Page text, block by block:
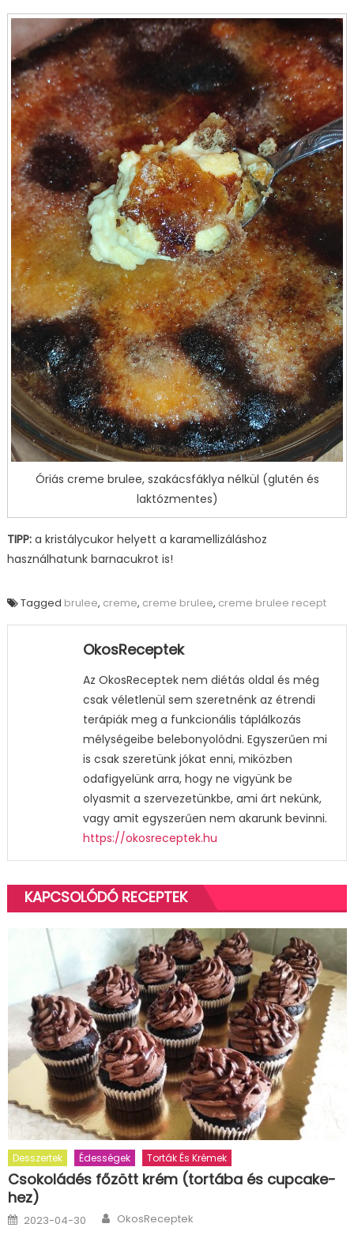
Óriás creme brulee, szakácsfáklya nélkül (glutén és
laktózmentes)
TIPP:a kristálycukor helyett a karamellizáláshoz
használhatunk barnacukrot is!
Tagged brulee, creme, creme brulee, creme brulee recept
OkosReceptek
Az OkosReceptek nem diétás oldal és még
csak véletlenül sem szeretnénk az étrendi
terápiák meg a funkcionális táplálkozás
mélységeibe belebonyolódni. Egyszerűen mi
is csak szeretünk jókat enni, miközben
odafigyelünk arra, hogy ne vigyünk be
olyasmit a szervezetünkbe, ami árt nekünk,
vagy amit egyszerűen nem akarunk bevinni.
https://okosreceptek.hu
KAPCSOLÓDÓ RECEPTEK
Desszertek Édességek Torták És Krémek
Csokoládés főzött krém (tortába és cupcake-
hez)
Posted
on
2023-04-30 Author
OkosReceptek